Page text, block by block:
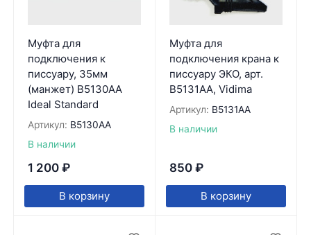
Муфта для
подключения к
писсуару, 35мм
(манжет) B5130AA
Ideal Standard
Артикул: B5130AA
В наличии
1 200 ₽
В корзину
Муфта для
подключения крана к
писсуару ЭКО, арт.
B5131AA, Vidima
Артикул: B5131AA
В наличии
850 ₽
В корзину